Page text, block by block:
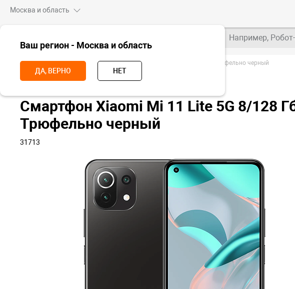
Москва и область
Ваш регион - Москва и область
ДА, ВЕРНО НЕТ
Например,
Главная Смартфоны Смартфон Xiaomi Mi 11 Lite 5G, 8+128 Гб, Трюфельно черный
Смартфон Xiaomi Mi 11 Lite 5G 8/128
Трюфельно черный
31713